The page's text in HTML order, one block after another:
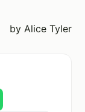
by Alice Tyler